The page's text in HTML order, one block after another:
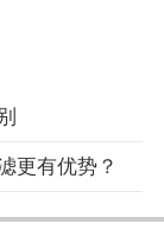
更有优势？